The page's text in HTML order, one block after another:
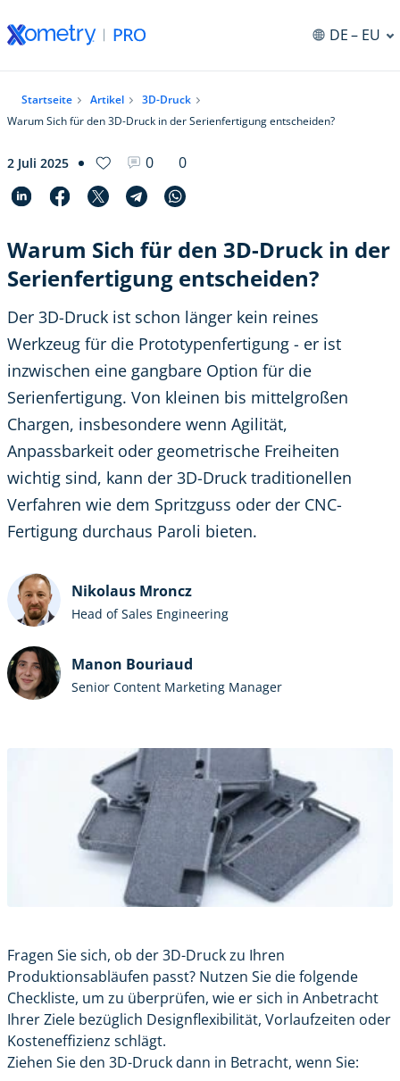
DE– EU
Startseite Artikel
3D-Druck
Warum Sich für den 3D-Druck in der Serienfertigung entscheiden?
2 Juli 2025 0 0
Warum Sich für den 3D-Druck in der
Serienfertigung entscheiden?
Der 3D-Druck ist schon länger kein reines
Werkzeug für die Prototypenfertigung - er ist
inzwischen eine gangbare Option für die
Serienfertigung. Von kleinen bis mittelgroßen
Chargen, insbesondere wenn Agilität,
Anpassbarkeit oder geometrische Freiheiten
wichtig sind, kann der 3D-Druck traditionellen
Verfahren wie dem Spritzguss oder der CNC-
Fertigung durchaus Paroli bieten.
Nikolaus Mroncz
Head of Sales Engineering
Manon Bouriaud
Senior Content Marketing Manager
Fragen Sie sich, ob der 3D-Druck zu Ihren
Produktionsabläufen passt? Nutzen Sie die folgende
Checkliste, um zu überprüfen, wie er sich in Anbetracht
Ihrer Ziele bezüglich Designflexibilität, Vorlaufzeiten oder
Kosteneffizienz schlägt.
Ziehen Sie den 3D-Druck dann in Betracht, wenn Sie: